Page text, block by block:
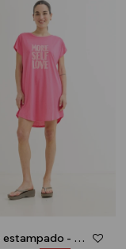
Vestido estampado - Rosa